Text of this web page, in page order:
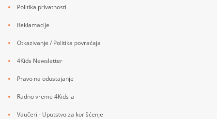
Politika privatnosti
Reklamacije
Otkazivanje / Politika povraćaja
4Kids Newsletter
Pravo na odustajanje
Radno vreme 4Kids-a
Vaučeri - Uputstvo za korišćenje